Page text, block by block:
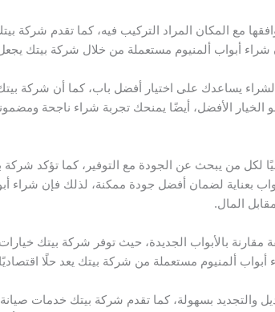
مع المكان المراد التركيب فيه، كما تقدم شركة
أبواب ألمنيوم مستعملة من خلال شركة بيتك
الشراء يساعدك على اختيار أفضل باب، كما أن شركة
الخيار الأفضل، أيضًا يمنحك تجربة شراء ناجحة
لكل من يبحث عن الجودة مع التوفير، كما تؤكد شركة
بعناية لضمان أفضل جودة ممكنة، لذلك فإن شراء
المال.
بالأبواب الجديدة، حيث توفر شركة بيتك
ألمنيوم مستعملة من شركة بيتك يعد حلًا
والتجديد بسهولة، كما تقدم شركة بيتك خدمات